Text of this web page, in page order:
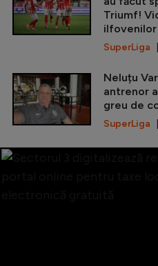
Triumf!
ilfovenilor
SuperLiga
Neluțu
antrenor
greu de
SuperLiga